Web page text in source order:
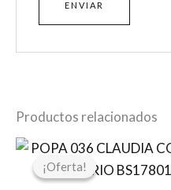
Productos relacionados
¡Oferta!
¡Oferta!
El